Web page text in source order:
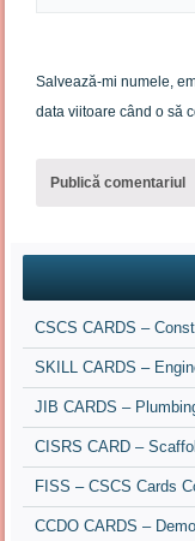
Salvează-mi numele,
data viitoare când o să
CSCS CARDS –
SKILL CARDS –
JIB CARDS –
CISRS CARD –
FISS – CSCS Cards
CCDO CARDS –